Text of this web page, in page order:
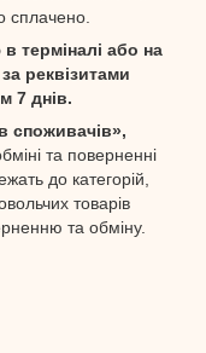
сплачено.
терміналі або на
реквізитами
7 днів.
споживачів»,
та поверненні
до категорій,
товарів
та обміну.